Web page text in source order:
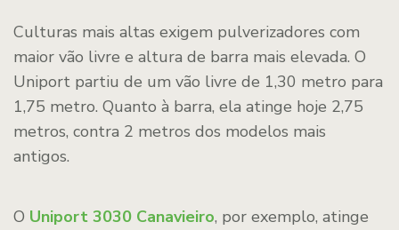
Culturas mais altas exigem pulverizadores com
maior vão livre e altura de barra mais elevada. O
Uniport partiu de um vão livre de 1,30 metro para
1,75 metro. Quanto à barra, ela atinge hoje 2,75
metros, contra 2 metros dos modelos mais
antigos.
O Uniport 3030 Canavieiro, por exemplo, atinge